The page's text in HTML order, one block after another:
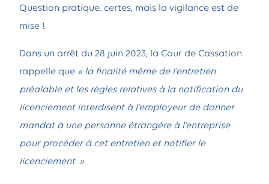
Question pratique, certes, mais la vigilance est de
mise !
Dans un arrêt du 28 juin 2023, la Cour de Cassation
rappelle que « la finalité même de l’entretien
préalable et les règles relatives à la notification du
licenciement interdisent à l’employeur de donner
mandat à une personne étrangère à l’entreprise
pour procéder à cet entretien et notifier le
licenciement. »